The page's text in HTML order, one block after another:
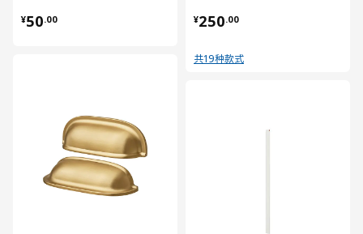
¥50.00
¥ 50.00 ¥250.00
¥ 250.00
共19种款式